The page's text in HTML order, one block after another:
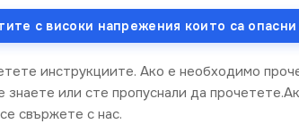
с високи напрежения които са
инструкциите. Ако е необходимо
или сте пропуснали да
свържете с нас.